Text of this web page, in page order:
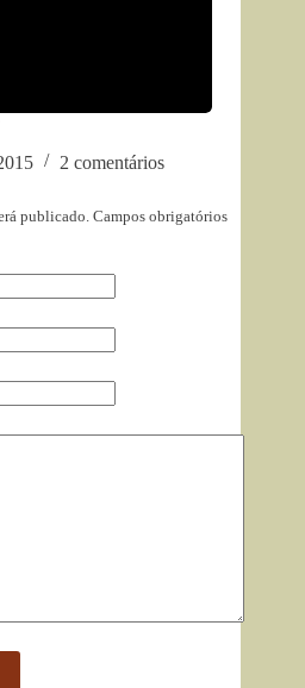
2 comentários
publicado. Campos obrigatórios